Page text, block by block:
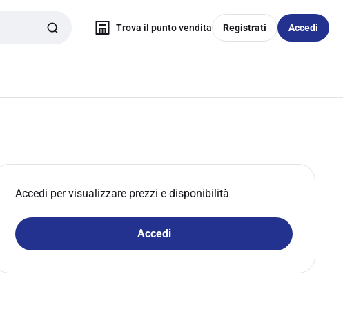
Trova il punto vendita Registrati Accedi
Accedi per visualizzare prezzi e disponibilità
Accedi